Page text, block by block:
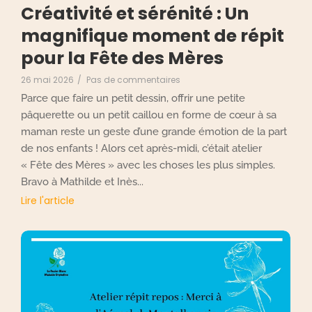
Créativité et sérénité : Un
magnifique moment de répit
pour la Fête des Mères
26 mai 2026 / Pas de commentaires
Parce que faire un petit dessin, offrir une petite
pâquerette ou un petit caillou en forme de cœur à sa
maman reste un geste d’une grande émotion de la part
de nos enfants ! Alors cet après-midi, c’était atelier
« Fête des Mères » avec les choses les plus simples.
Bravo à Mathilde et Inès...
Lire l'article